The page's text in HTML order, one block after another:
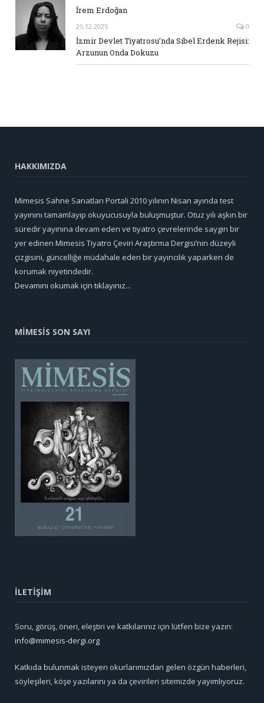
İrem Erdoğan
25.12.2025 0
İzmir Devlet Tiyatrosu’nda Sibel Erdenk Rejisi:
Arzunun Onda Dokuzu
HAKKIMIZDA
Mimesis Sahne Sanatları Portali 2010 yılının Nisan ayında test
yayınını tamamlayıp okuyucusuyla buluşmuştur. Otuz yılı aşkın bir
süredir yayınına devam eden ve tiyatro çevrelerinde saygın bir
yer edinen Mimesis Tiyatro Çeviri Araştırma Dergisi’nin düzeyli
çizgisini, güncelliğe müdahale eden bir yayıncılık yaparken de
korumak niyetindedir.
Devamını okumak için tıklayınız...
MİMESİS SON SAYI
İLETİŞİM
Soru, görüş, öneri, eleştiri ve katkılarınız için lütfen bize yazın:
info@mimesis-dergi.org
Katkıda bulunmak isteyen okurlarımızdan gelen özgün haberleri,
söyleşileri, köşe yazılarını ya da çevirileri sitemizde yayımlıyoruz.